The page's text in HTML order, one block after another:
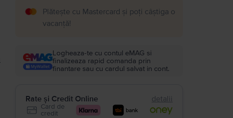
Plătește cu Mastercard și poți câștiga o
vacanță!
Logheaza-te cu contul eMAG si
finalizeaza rapid comanda prin
finantare sau cu cardul salvat in cont.
Rate și Credit Online detalii
Card de
credit